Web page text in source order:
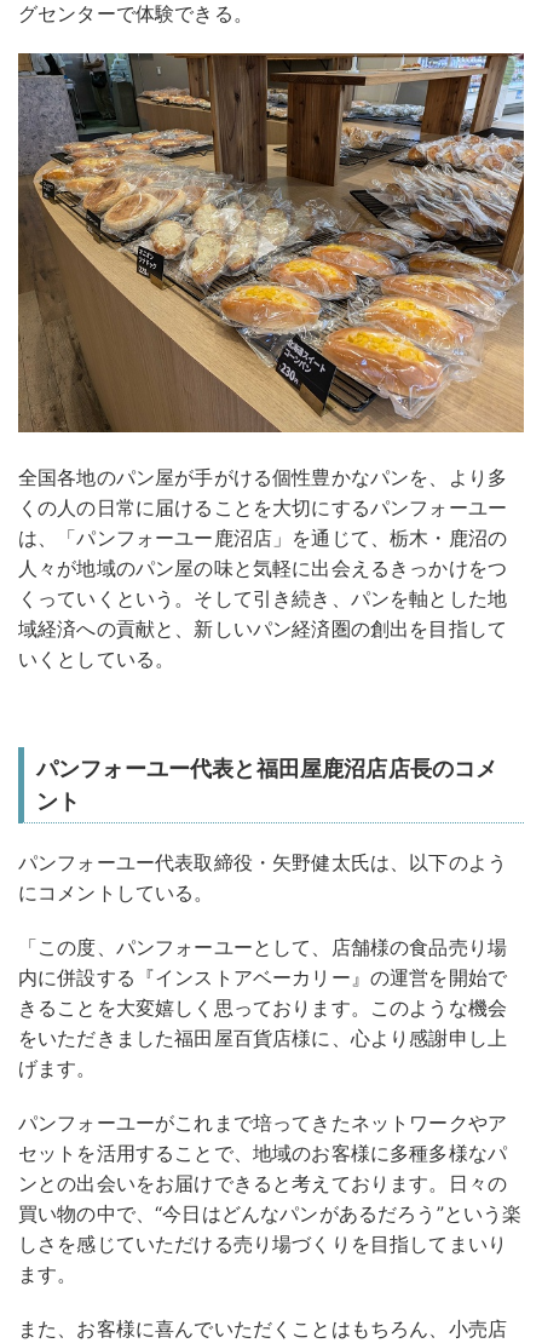
グセンターで体験できる。
全国各地のパン屋が手がける個性豊かなパンを、より多
くの人の日常に届けることを大切にするパンフォーユー
は、「パンフォーユー鹿沼店」を通じて、栃木・鹿沼の
人々が地域のパン屋の味と気軽に出会えるきっかけをつ
くっていくという。そして引き続き、パンを軸とした地
域経済への貢献と、新しいパン経済圏の創出を目指して
いくとしている。
パンフォーユー代表と福田屋鹿沼店店長のコメ
ント
パンフォーユー代表取締役・矢野健太氏は、以下のよう
にコメントしている。
「この度、パンフォーユーとして、店舗様の食品売り場
内に併設する『インストアベーカリー』の運営を開始で
きることを大変嬉しく思っております。このような機会
をいただきました福田屋百貨店様に、心より感謝申し上
げます。
パンフォーユーがこれまで培ってきたネットワークやア
セットを活用することで、地域のお客様に多種多様なパ
ンとの出会いをお届けできると考えております。日々の
買い物の中で、“今日はどんなパンがあるだろう”という楽
しさを感じていただける売り場づくりを目指してまいり
ます。
また、お客様に喜んでいただくことはもちろん、小売店